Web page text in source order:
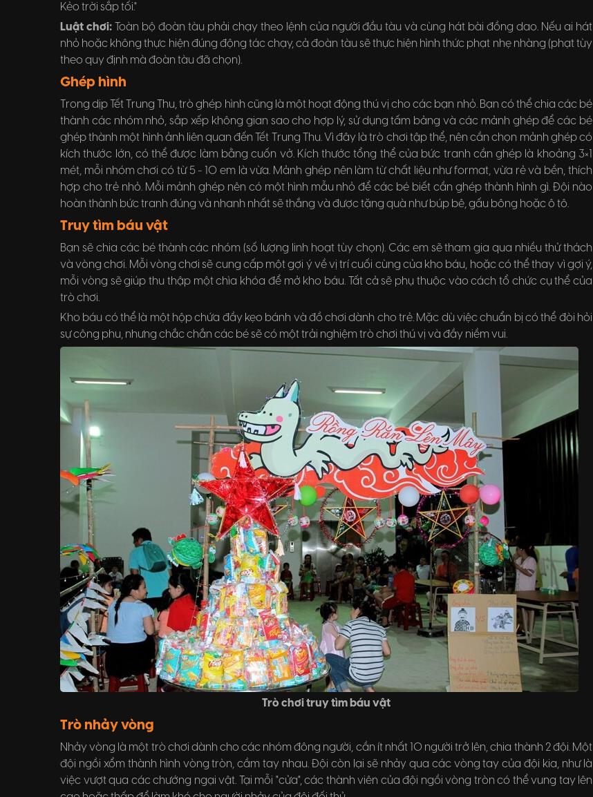
Kẻo trời sắp tối."
Luật chơi: Toàn bộ đoàn tàu phải chạy theo lệnh của người đầu tàu và cùng hát bài đồng dao. Nếu ai hát
nhỏ hoặc không thực hiện đúng động tác chạy, cả đoàn tàu sẽ thực hiện hình thức phạt nhẹ nhàng (phạt tùy
theo quy định mà đoàn tàu đã chọn).
Ghép hình
Trong dịp Tết Trung Thu, trò ghép hình cũng là một hoạt động thú vị cho các bạn nhỏ. Bạn có thể chia các bé
thành các nhóm nhỏ, sắp xếp không gian sao cho hợp lý, sử dụng tấm bảng và các mảnh ghép để các bé
ghép thành một hình ảnh liên quan đến Tết Trung Thu. Vì đây là trò chơi tập thể, nên cần chọn mảnh ghép có
kích thước lớn, có thể được làm bằng cuốn vở. Kích thước tổng thể của bức tranh cần ghép là khoảng 3×1
mét, mỗi nhóm chơi có từ 5 - 10 em là vừa. Mảnh ghép nên làm từ chất liệu như format, vừa rẻ và bền, thích
hợp cho trẻ nhỏ. Mỗi mảnh ghép nên có một hình mẫu nhỏ để các bé biết cần ghép thành hình gì. Đội nào
hoàn thành bức tranh đúng và nhanh nhất sẽ thắng và được tặng quà như búp bê, gấu bông hoặc ô tô.
Truy tìm báu vật
Bạn sẽ chia các bé thành các nhóm (số lượng linh hoạt tùy chọn). Các em sẽ tham gia qua nhiều thử thách
và vòng chơi. Mỗi vòng chơi sẽ cung cấp một gợi ý về vị trí cuối cùng của kho báu, hoặc có thể thay vì gợi ý,
mỗi vòng sẽ giúp thu thập một chìa khóa để mở kho báu. Tất cả sẽ phụ thuộc vào cách tổ chức cụ thể của
trò chơi.
Kho báu có thể là một hộp chứa đầy kẹo bánh và đồ chơi dành cho trẻ. Mặc dù việc chuẩn bị có thể đòi hỏi
sự công phu, nhưng chắc chắn các bé sẽ có một trải nghiệm trò chơi thú vị và đầy niềm vui.
Trò chơi truy tìm báu vật
Trò nhảy vòng
Nhảy vòng là một trò chơi dành cho các nhóm đông người, cần ít nhất 10 người trở lên, chia thành 2 đội. Một
đội ngồi xổm thành hình vòng tròn, cầm tay nhau. Đội còn lại sẽ nhảy qua các vòng tay của đội kia, như là
việc vượt qua các chướng ngại vật. Tại mỗi "cửa", các thành viên của đội ngồi vòng tròn có thể vung tay lên